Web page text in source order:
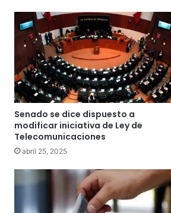
Senado se dice dispuesto a
modificar iniciativa de Ley de
Telecomunicaciones
abril 25, 2025